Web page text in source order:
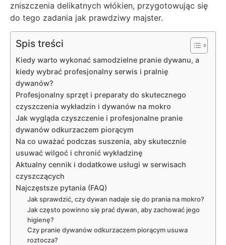
zniszczenia delikatnych włókien, przygotowując się
do tego zadania jak prawdziwy majster.
Spis treści
Kiedy warto wykonać samodzielne pranie dywanu, a
kiedy wybrać profesjonalny serwis i pralnię
dywanów?
Profesjonalny sprzęt i preparaty do skutecznego
czyszczenia wykładzin i dywanów na mokro
Jak wygląda czyszczenie i profesjonalne pranie
dywanów odkurzaczem piorącym
Na co uważać podczas suszenia, aby skutecznie
usuwać wilgoć i chronić wykładzinę
Aktualny cennik i dodatkowe usługi w serwisach
czyszczących
Najczęstsze pytania (FAQ)
Jak sprawdzić, czy dywan nadaje się do prania na mokro?
Jak często powinno się prać dywan, aby zachować jego
higienę?
Czy pranie dywanów odkurzaczem piorącym usuwa
roztocza?